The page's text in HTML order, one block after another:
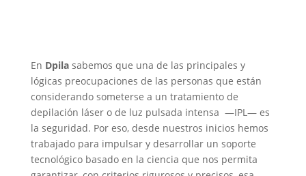
En Dpilasabemos que una de las principales y
lógicas preocupaciones de las personas que están
considerando someterse a un tratamiento de
depilación láser o de luz pulsada intensa —IPL— es
la seguridad. Por eso, desde nuestros inicios hemos
trabajado para impulsar y desarrollar un soporte
tecnológico basado en la ciencia que nos permita